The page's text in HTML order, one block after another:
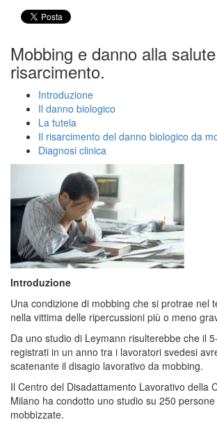
Mobbing e danno alla
risarcimento.
Introduzione
Il danno biologico
La tutela
Il risarcimento del danno biologico da
Diagnosi clinica
Introduzione
Una condizione di mobbing che si protrae nel
nella vittima delle ripercussioni più o meno
Da uno studio di Leymann risulterebbe che il
registrati in un anno tra i lavoratori svedesi
scatenante il disagio lavorativo da mobbing.
Il Centro del Disadattamento Lavorativo della
Milano ha condotto uno studio su 250
mobbizzate.